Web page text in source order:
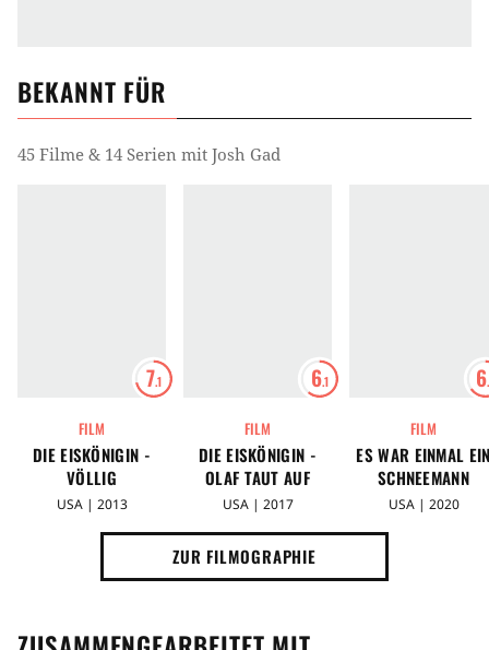
BEKANNT FÜR
45 Filme & 14 Serien mit Josh Gad
7.1
FILM
DIE EISKÖNIGIN -
VÖLLIG
UNVERFROREN
USA | 2013
6.1
FILM
DIE EISKÖNIGIN -
OLAF TAUT AUF
USA | 2017
6
FILM
ES WAR EINMAL
SCHNEEMANN
USA | 2020
ZUR FILMOGRAPHIE